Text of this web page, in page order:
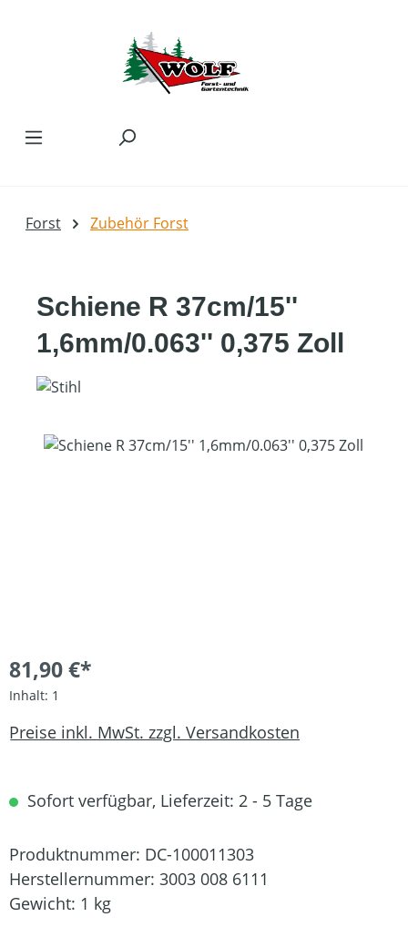
Forst Zubehör Forst
Schiene R 37cm/15''
1,6mm/0.063'' 0,375 Zoll
Bildergalerie überspringen
81,90 €*
Inhalt: 1
Preise inkl. MwSt. zzgl. Versandkosten
Sofort verfügbar, Lieferzeit: 2 - 5 Tage
Produktnummer: DC-100011303
Herstellernummer: 3003 008 6111
Gewicht: 1 kg